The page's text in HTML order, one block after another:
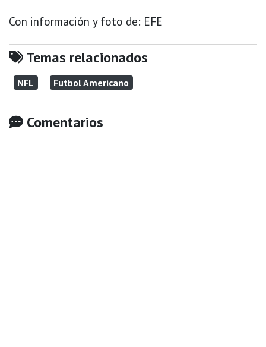
Con información y foto de: EFE
Temas relacionados
NFL Futbol Americano
Comentarios